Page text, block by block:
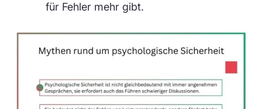
für Fehler mehr gibt.